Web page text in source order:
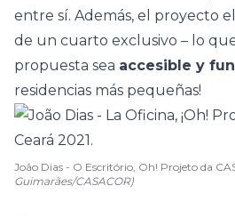
entre sí. Además, el proyecto
de un cuarto exclusivo – lo
propuesta sea accesible y
residencias más pequeñas!
João Dias - O Escritório, Oh! Projeto da
Guimarães/CASACOR)